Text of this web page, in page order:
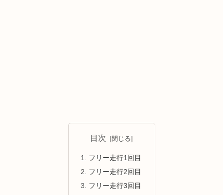
目次
フリー走行1回目
フリー走行2回目
フリー走行3回目